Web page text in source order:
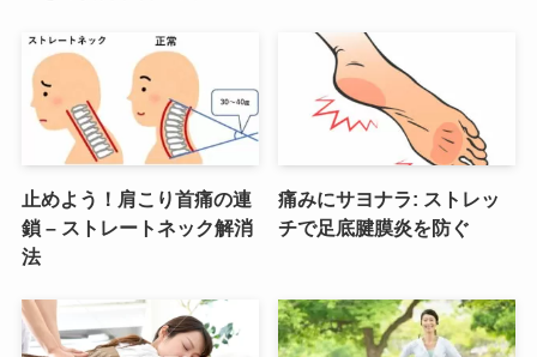
止めよう！肩こり首痛の連
鎖 – ストレートネック解消
法
痛みにサヨナラ: ストレッ
チで足底腱膜炎を防ぐ